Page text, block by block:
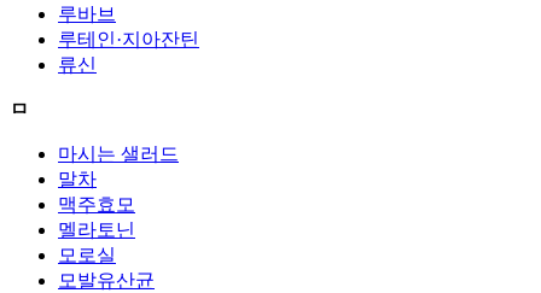
루바브
루테인·지아잔틴
류신
ㅁ
마시는 샐러드
말차
맥주효모
멜라토닌
모로실
모발유산균